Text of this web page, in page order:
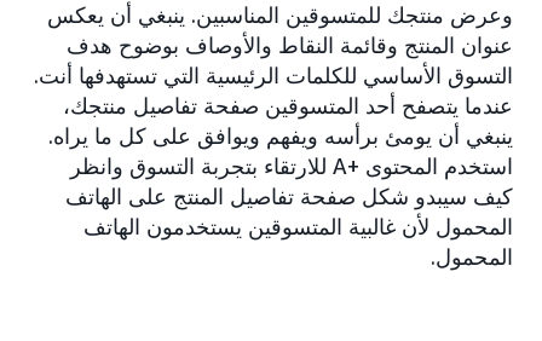
وعرض منتجك للمتسوقين المناسبين. ينبغي أن يعكس
عنوان المنتج وقائمة النقاط والأوصاف بوضوح هدف
التسوق الأساسي للكلمات الرئيسية التي تستهدفها أنت.
عندما يتصفح أحد المتسوقين صفحة تفاصيل منتجك،
ينبغي أن يومئ برأسه ويفهم ويوافق على كل ما يراه.
استخدم المحتوى +A للارتقاء بتجربة التسوق وانظر
كيف سيبدو شكل صفحة تفاصيل المنتج على الهاتف
المحمول لأن غالبية المتسوقين يستخدمون الهاتف
المحمول.